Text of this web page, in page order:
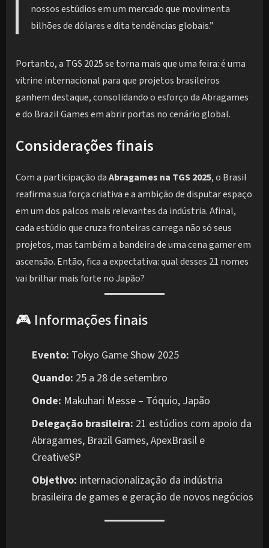
nossos estúdios em um mercado que movimenta
bilhões de dólares e dita tendências globais.”
Portanto, a TGS 2025 se torna mais que uma feira: é uma
vitrine internacional para que projetos brasileiros
ganhem destaque, consolidando o esforço da Abragames
e do Brazil Games em abrir portas no cenário global.
Considerações finais
Com a participação daAbragames na TGS 2025, o Brasil
reafirma sua força criativa e a ambição de disputar espaço
em um dos palcos mais relevantes da indústria. Afinal,
cada estúdio que cruza fronteiras carrega não só seus
projetos, mas também a bandeira de uma cena gamer em
ascensão. Então, fica a expectativa: qual desses 21 nomes
vai brilhar mais forte no Japão?
🎮 Informações finais
Evento: Tokyo Game Show 2025
Quando: 25 a 28 de setembro
Onde: Makuhari Messe – Tóquio, Japão
Delegação brasileira: 21 estúdios com apoio da
Abragames, Brazil Games, ApexBrasil e
CreativeSP
Objetivo: internacionalização da indústria
brasileira de games e geração de novos negócios